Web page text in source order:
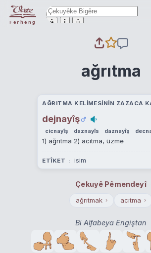
Ferheng ê î û
ağrıtma
AĞRITMA KELIMESININ ZAZACA
dejnayîş
cicnayîş daznayîs daznayîş
1) ağrıtma 2) acıtma, üzme
ETÎKET isim
Çekuyê Pêmendeyî
ağrıtmak › acıtma ›
Bi Alfabeya Engiştan